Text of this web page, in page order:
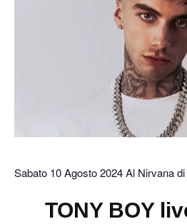
Sabato 10 Agosto 2024 Al Nirvana
TONY BOY